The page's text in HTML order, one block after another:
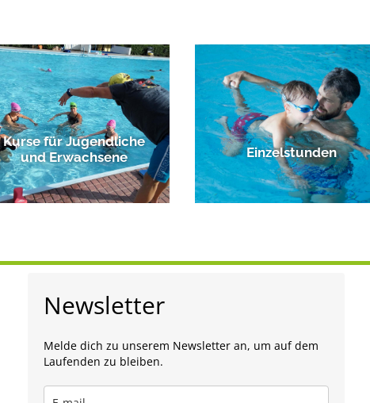
Kurse für Jugendliche
und Erwachsene
Einzelstunden
Newsletter
Melde dich zu unserem Newsletter an, um auf dem
Laufenden zu bleiben.